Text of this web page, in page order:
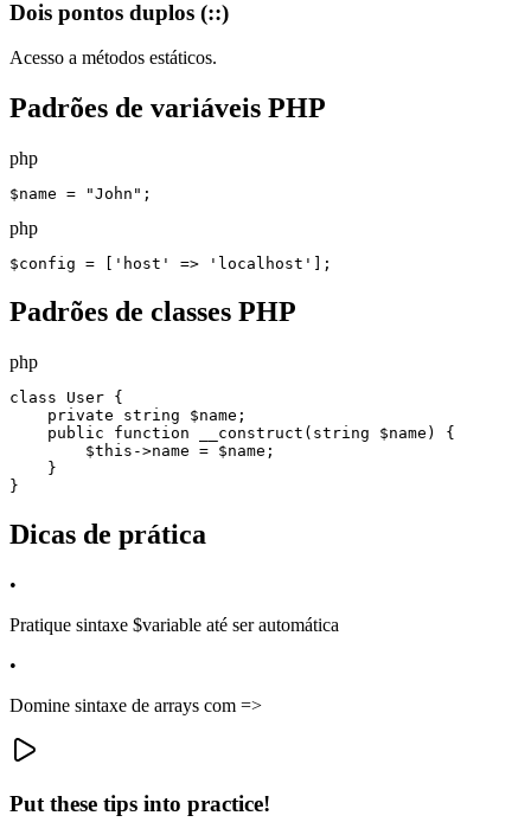
Dois pontos duplos (::)
Acesso a métodos estáticos.
Padrões de variáveis PHP
php
$name = "John";
php
$config = ['host' => 'localhost'];
Padrões de classes PHP
php
class User {
    private string $name;
    public function __construct(string $name) {
        $this->name = $name;
    }
}
Dicas de prática
•
Pratique sintaxe $variable até ser automática
•
Domine sintaxe de arrays com =>
Put these tips into practice!